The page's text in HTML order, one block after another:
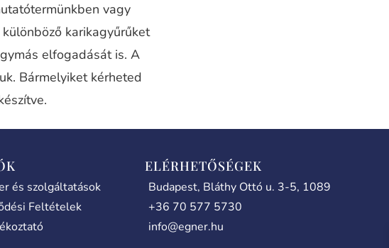
vagy
karikagyűrűket
elfogadását is. A
Bármelyiket kérheted
és szolgáltatások
Feltételek
ELÉRHETŐSÉGEK
Budapest, Bláthy Ottó u. 3-5, 1089
+36 70 577 5730
info@egner.hu